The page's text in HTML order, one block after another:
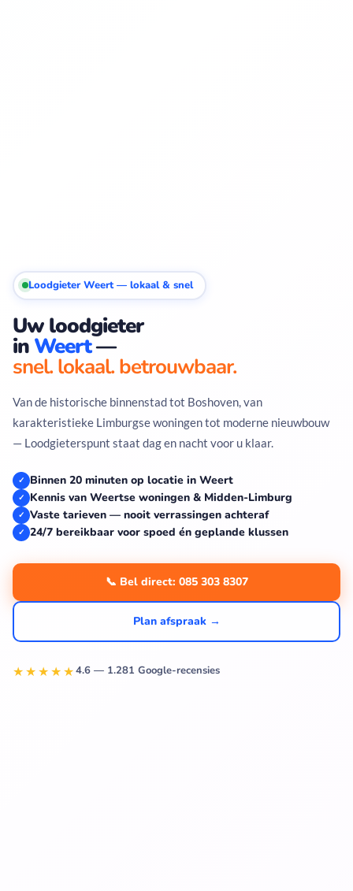
Loodgieter Weert — lokaal & snel
Uw loodgieter
in Weert—
snel. lokaal. betrouwbaar.
Van de historische binnenstad tot Boshoven, van
karakteristieke Limburgse woningen tot moderne nieuwbouw
— Loodgieterspunt staat dag en nacht voor u klaar.
✓ Binnen 20 minuten op locatie in Weert
✓ Kennis van Weertse woningen & Midden-Limburg
✓ Vaste tarieven — nooit verrassingen achteraf
✓ 24/7 bereikbaar voor spoed én geplande klussen
📞 Bel direct: 085 303 8307
Plan afspraak →
★★★★★4.6 — 1.281 Google-recensies